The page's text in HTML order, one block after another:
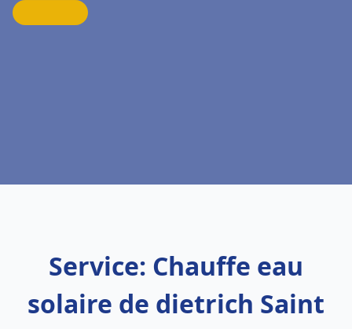
Service: Chauffe eau
solaire de dietrich Saint